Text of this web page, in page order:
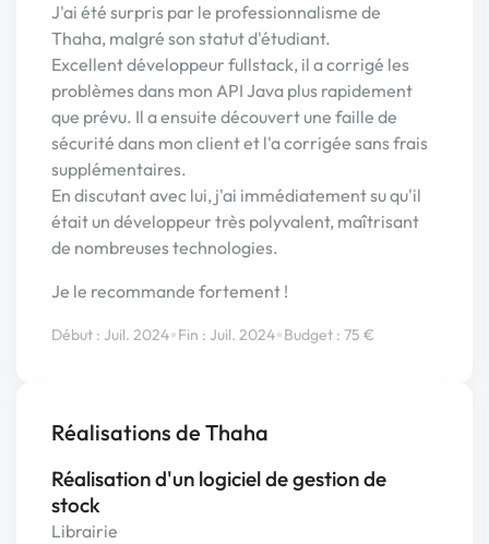
J'ai été surpris par le professionnalisme de
Thaha, malgré son statut d'étudiant.
Excellent développeur fullstack, il a corrigé les
problèmes dans mon API Java plus rapidement
que prévu. Il a ensuite découvert une faille de
sécurité dans mon client et l'a corrigée sans frais
supplémentaires.
En discutant avec lui, j'ai immédiatement su qu'il
était un développeur très polyvalent, maîtrisant
de nombreuses technologies.
Je le recommande fortement !
Début : Juil. 2024•Fin : Juil. 2024•Budget : 75 €
Réalisations de Thaha
Réalisation d'un logiciel de gestion de
stock
Librairie